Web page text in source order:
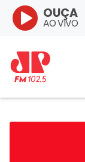
OUÇA
AO VIVO